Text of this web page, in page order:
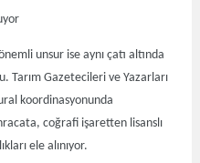
unsur ise aynı çatı altında
Tarım Gazetecileri ve Yazarları
koordinasyonunda
coğrafi işaretten lisanslı
ele alınıyor.